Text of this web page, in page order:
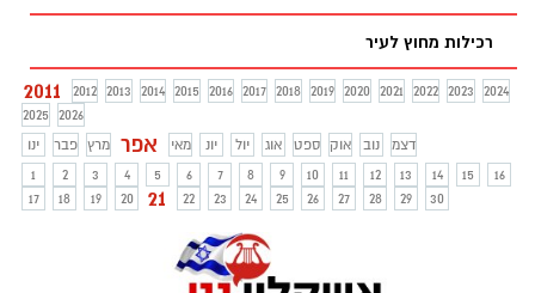
רכילות מחוץ לעיר
2011 2012 2013 2014 2015 2016 2017 2018 2019 2020 2021 2022 2023
2024
2025
2026
ינו
פבר מרץ אפר מאי יונ יול אוג ספט אוק נוב
דצמ
1
2 3 4 5 6 7 8 9 10 11 12 13 14 15
16
17
18 19 20 21 22 23 24 25 26 27 28 29 30